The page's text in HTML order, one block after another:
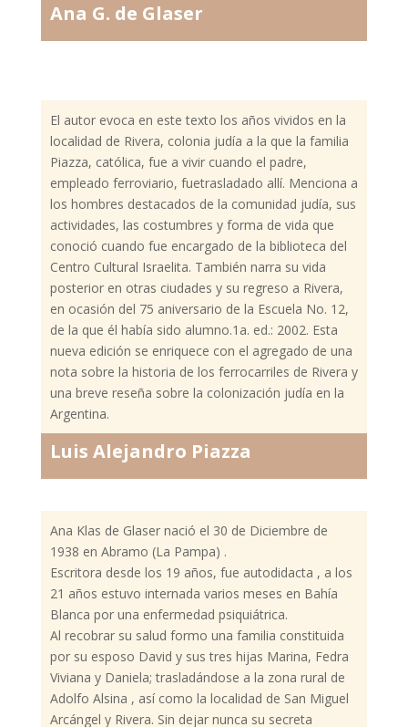
Ana G. de Glaser
El autor evoca en este texto los años vividos en la
localidad de Rivera, colonia judía a la que la familia
Piazza, católica, fue a vivir cuando el padre,
empleado ferroviario, fuetrasladado allí. Menciona a
los hombres destacados de la comunidad judía, sus
actividades, las costumbres y forma de vida que
conoció cuando fue encargado de la biblioteca del
Centro Cultural Israelita. También narra su vida
posterior en otras ciudades y su regreso a Rivera,
en ocasión del 75 aniversario de la Escuela No. 12,
de la que él había sido alumno.1a. ed.: 2002. Esta
nueva edición se enriquece con el agregado de una
nota sobre la historia de los ferrocarriles de Rivera y
una breve reseña sobre la colonización judía en la
Argentina.
Luis Alejandro Piazza
Ana Klas de Glaser nació el 30 de Diciembre de
1938 en Abramo (La Pampa) .
Escritora desde los 19 años, fue autodidacta , a los
21 años estuvo internada varios meses en Bahía
Blanca por una enfermedad psiquiátrica.
Al recobrar su salud formo una familia constituida
por su esposo David y sus tres hijas Marina, Fedra
Viviana y Daniela; trasladándose a la zona rural de
Adolfo Alsina , así como la localidad de San Miguel
Arcángel y Rivera. Sin dejar nunca su secreta